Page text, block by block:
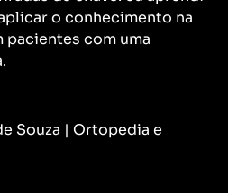
o conhecimento na
pacientes com uma
Souza | Ortopedia e